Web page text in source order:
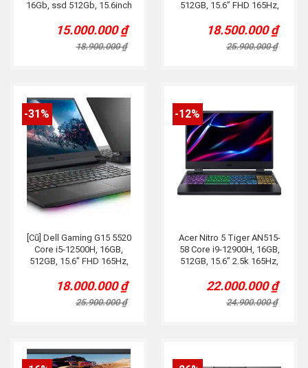
16Gb, ssd 512Gb, 15.6inch
18.900.000₫
Original
price
was:
15.000.000₫
Current
price
is:
512GB, 15.6” FHD 165Hz,
25.900.000₫
Original
price
was:
18.500.000₫
Current
price
is:
-31%
[Cũ] Dell Gaming G15 5520
Core i5-12500H, 16GB,
512GB, 15.6” FHD 165Hz,
25.900.000₫
Original
price
was:
18.000.000₫
Current
price
is:
-12%
Acer Nitro 5 Tiger AN515-
58 Core i9-12900H, 16GB,
512GB, 15.6” 2.5k 165Hz,
24.900.000₫
Original
price
was:
22.000.000₫
Current
price
is: